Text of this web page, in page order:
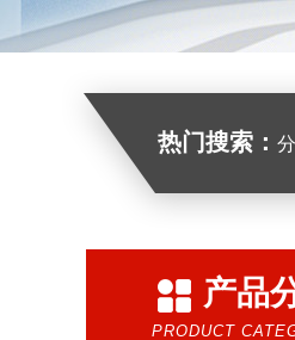
热门搜索：
产品
PRODUCT